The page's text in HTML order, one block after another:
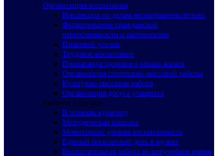
Организация воспитания
Инспекция по делам несовершеннолетних
Формирование гражданской
ответственности и патриотизма
Правовой уголок
Трудовое воспитание
Пропаганда здорового образа жизни
Организация спортивно-массовой работы
Культурно-массовая работа
Организация досуга учащихся
Кабинет куратора
В помощь куратору
Методическая копилка
Мониторинг уровня воспитанности
Единый бесплатный день в музеях
Воспитательная работа во внеучебное время